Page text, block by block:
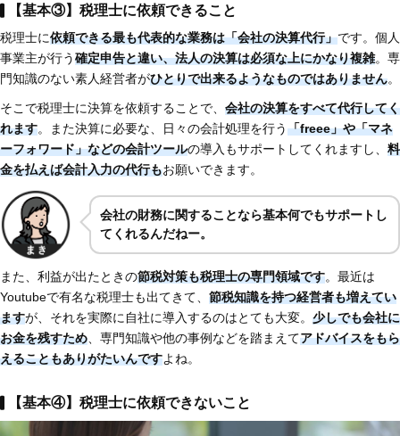
【基本③】税理士に依頼できること
税理士に依頼できる最も代表的な業務は「会社の決算代行」です。個人
事業主が行う確定申告と違い、法人の決算は必須な上にかなり複雑。専
門知識のない素人経営者がひとりで出来るようなものではありません。
そこで税理士に決算を依頼することで、 会社の決算をすべて代行してく
れます。また決算に必要な、日々の会計処理を行う「freee」や「マネ
ーフォワード」などの会計ツールの導入もサポートしてくれますし、 料
金を払えば会計入力の代行もお願いできます。
会社の財務に関することなら基本何でもサポートし
てくれるんだねー。
また、利益が出たときの節税対策も税理士の専門領域です。最近は
Youtubeで有名な税理士も出てきて、 節税知識を持つ経営者も増えてい
ますが、それを実際に自社に導入するのはとても大変。 少しでも会社に
お金を残すため、専門知識や他の事例などを踏まえてアドバイスをもら
えることもありがたいんですよね。
【基本④】税理士に依頼できないこと